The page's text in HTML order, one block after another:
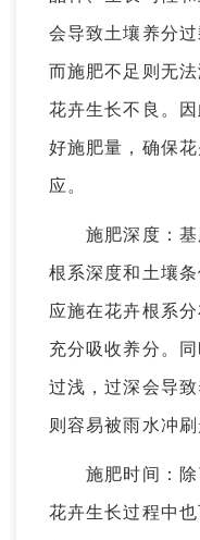
会导致土壤养分
而施肥不足则无
花卉生长不良。
好施肥量，确保
应。
施肥深度：基
根系深度和土壤
应施在花卉根系
充分吸收养分。
过浅，过深会导
则容易被雨水冲刷
施肥时间：除
花卉生长过程中